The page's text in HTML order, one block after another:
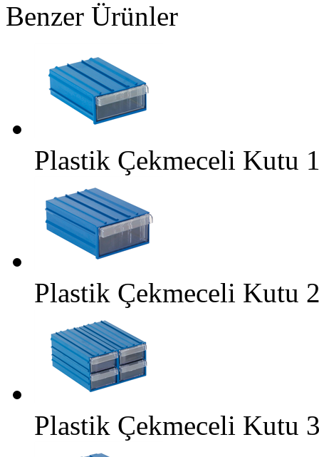
Benzer Ürünler
Plastik Çekmeceli Kutu
Plastik Çekmeceli Kutu
Plastik Çekmeceli Kutu